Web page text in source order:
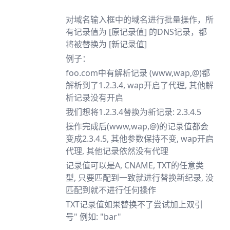
对域名输入框中的域名进行批量操作，所
有记录值为 [原记录值] 的DNS记录，都
将被替换为 [新记录值]
例子：
foo.com中有解析记录 (www,wap,@)都
解析到了1.2.3.4, wap开启了代理, 其他解
析记录没有开启
我们想将1.2.3.4替换为新记录: 2.3.4.5
操作完成后(www,wap,@)的记录值都会
变成2.3.4.5, 其他参数保持不变, wap开启
代理, 其他记录依然没有代理
记录值可以是A, CNAME, TXT的任意类
型, 只要匹配到一致就进行替换新纪录, 没
匹配到就不进行任何操作
TXT记录值如果替换不了尝试加上双引
号" 例如: "bar"